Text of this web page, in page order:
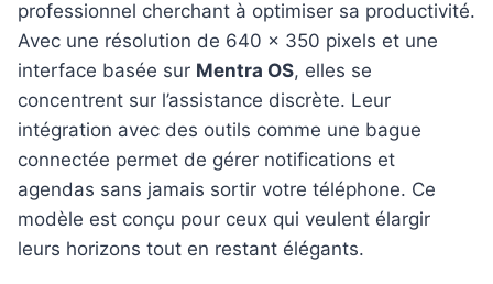
professionnel cherchant à optimiser sa productivité.
Avec une résolution de 640 x 350 pixels et une
interface basée sur Mentra OS, elles se
concentrent sur l’assistance discrète. Leur
intégration avec des outils comme une bague
connectée permet de gérer notifications et
agendas sans jamais sortir votre téléphone. Ce
modèle est conçu pour ceux qui veulent élargir
leurs horizons tout en restant élégants.